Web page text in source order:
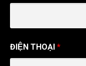
ĐIỆN THOẠI *